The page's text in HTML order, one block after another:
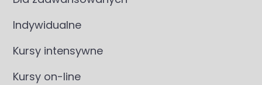
Indywidualne
Kursy intensywne
Kursy on-line